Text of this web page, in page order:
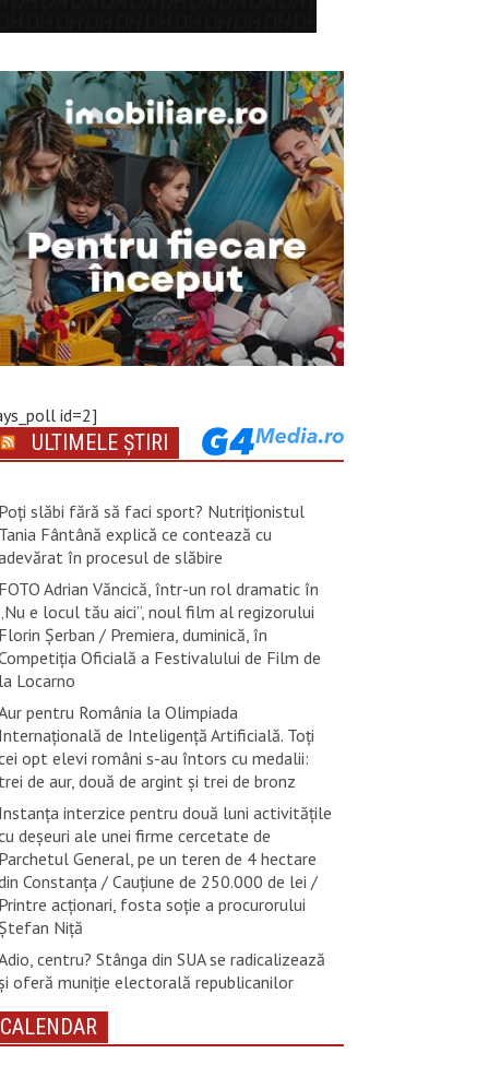
id=2]
ULTIMELE ȘTIRI
slăbi fără să faci sport? Nutriționistul
Fântână explică ce contează cu
în procesul de slăbire
Adrian Văncică, într-un rol dramatic în
e locul tău aici”, noul film al regizorului
Șerban / Premiera, duminică, în
Oficială a Festivalului de Film de
Locarno
pentru România la Olimpiada
de Inteligență Artificială. Toți
opt elevi români s-au întors cu medalii:
de aur, două de argint și trei de bronz
interzice pentru două luni activitățile
deșeuri ale unei firme cercetate de
General, pe un teren de 4 hectare
Constanța / Cauțiune de 250.000 de lei /
acționari, fosta soție a procurorului
Niță
centru? Stânga din SUA se radicalizează
oferă muniție electorală republicanilor
CALENDAR